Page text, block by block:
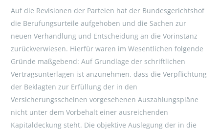
Auf die Revisionen der Parteien hat der Bundesgerichtshof
die Berufungsurteile aufgehoben und die Sachen zur
neuen Verhandlung und Entscheidung an die Vorinstanz
zurückverwiesen. Hierfür waren im Wesentlichen folgende
Gründe maßgebend: Auf Grundlage der schriftlichen
Vertragsunterlagen ist anzunehmen, dass die Verpflichtung
der Beklagten zur Erfüllung der in den
Versicherungsscheinen vorgesehenen Auszahlungspläne
nicht unter dem Vorbehalt einer ausreichenden
Kapitaldeckung steht. Die objektive Auslegung der in die